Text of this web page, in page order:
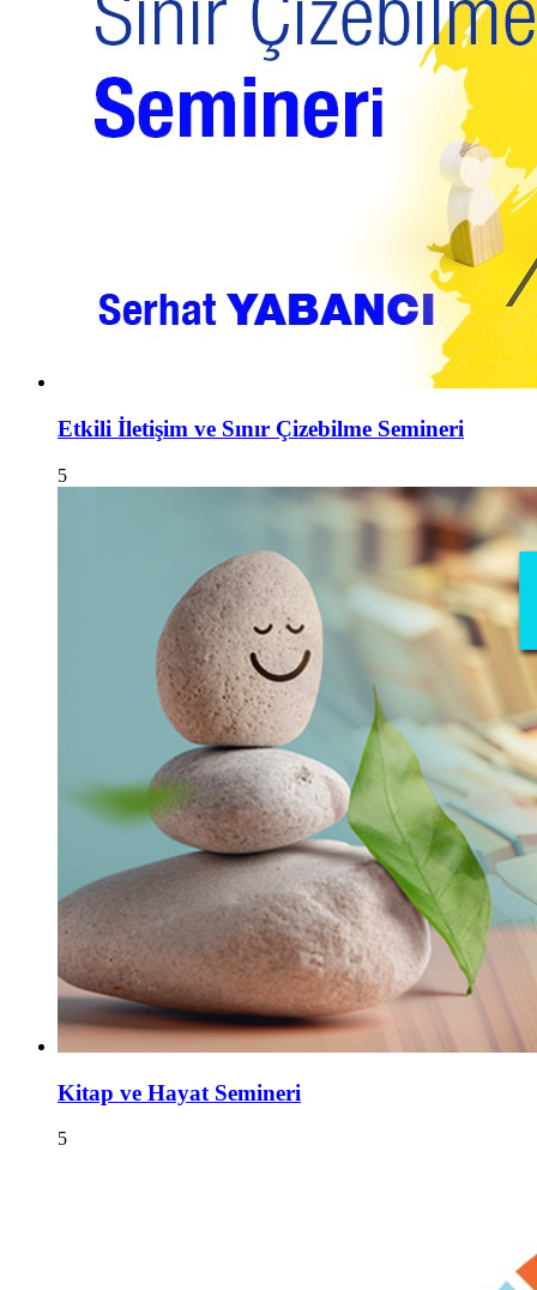
Etkili İletişim ve Sınır Çizebilme Semineri
5
Kitap ve Hayat Semineri
5